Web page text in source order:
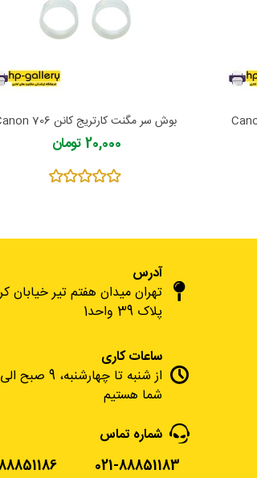
بوش سر مگنت کارتریج کانن Canon 706
20,000 تومان
آدرس
تهران میدان هفتم تیر
پلاک 39 واحد1
ساعات کاری
شما هستیم
شماره تماس
021-88851183